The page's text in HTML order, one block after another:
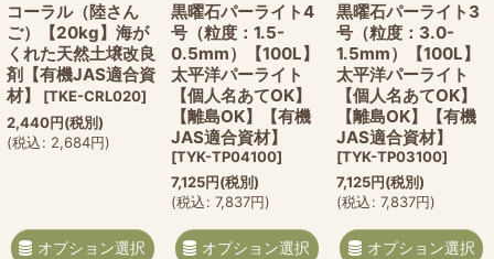
コーラル（陸さん
ご）【20kg】海が
くれた天然土壌改良
剤【有機JAS適合資
材】
[TKE-CRL020]
2,440円(税別)
(税込: 2,684円)
オプション選択
黒曜石パーライト4
号（粒度：1.5-
0.5mm）【100L】
太平洋パーライト
【個人名あてOK】
【離島OK】【有機
JAS適合資材】
[TYK-TP04100]
7,125円(税別)
(税込: 7,837円)
オプション選択
黒曜石パーライト3
号（粒度：3.0-
1.5mm）【100L】
太平洋パーライト
【個人名あてOK】
【離島OK】【有機
JAS適合資材】
[TYK-TP03100]
7,125円(税別)
(税込: 7,837円)
オプション選択